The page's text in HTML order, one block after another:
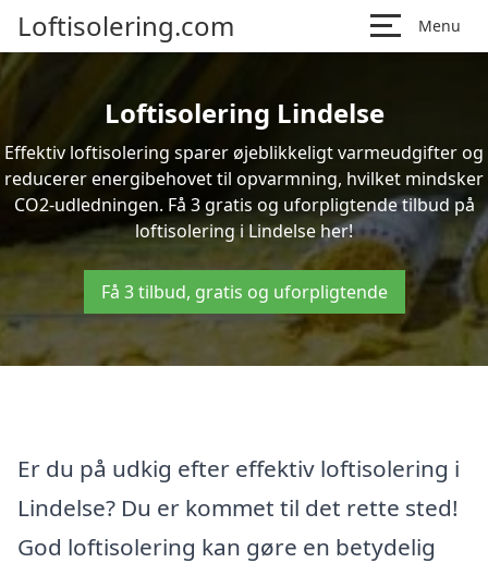
Loftisolering.com Menu
Loftisolering Lindelse
Effektiv loftisolering sparer øjeblikkeligt varmeudgifter og
reducerer energibehovet til opvarmning, hvilket mindsker
CO2-udledningen. Få 3 gratis og uforpligtende tilbud på
loftisolering i Lindelse her!
Få 3 tilbud, gratis og uforpligtende
Er du på udkig efter effektiv loftisolering i
Lindelse? Du er kommet til det rette sted!
God loftisolering kan gøre en betydelig